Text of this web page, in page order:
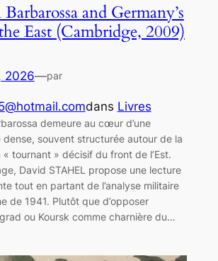
and Germany’s
East (Cambridge, 2009)
2026—par
dans Livres
demeure au cœur d’une
dense, souvent structurée autour de la
« tournant » décisif du front de l’Est.
David STAHEL propose une lecture
tout en partant de l’analyse militaire
de 1941. Plutôt que d’opposer
ou Koursk comme charnière du…